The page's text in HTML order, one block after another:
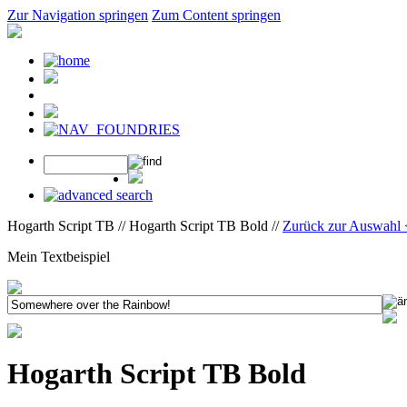
Zur Navigation springen Zum Content springen
Hogarth Script TB // Hogarth Script TB Bold // Zurück zur Auswahl
Mein Textbeispiel
Hogarth Script TB Bold